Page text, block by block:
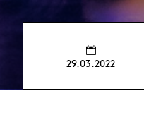
29.03.2022